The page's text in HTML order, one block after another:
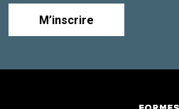
M’inscrire